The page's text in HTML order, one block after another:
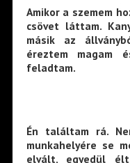
Amikor a szemem
csövet láttam.
másik az
éreztem magam
feladtam.
Én találtam rá.
munkahelyére se
elvált, egyedül